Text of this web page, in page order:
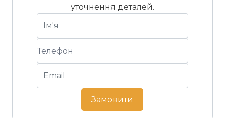
уточнення деталей.
Замовити